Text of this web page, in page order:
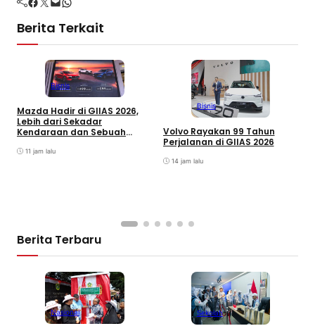
Berita Terkait
Bisnis
Mazda Hadir di GIIAS 2026,
Lebih dari Sekadar
Kendaraan dan Sebuah
11 jam lalu
Bisnis
Volvo Rayakan 99 Tahun
Perjalanan di GIIAS 2026
14 jam lalu
Berita Terbaru
Nasional Sekolah